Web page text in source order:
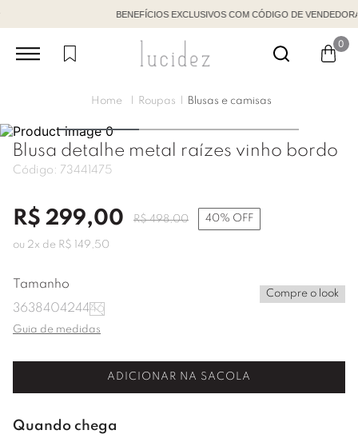
BENEFÍCIOS EXCLUSIVOS COM CÓDIGO DE VENDEDORA
0
Roupas Blusas e camisas
Blusa detalhe metal raízes vinho bordo
Código: 73441475
R$ 299,00 R$ 498,00 40% OFF
ou 2x de R$ 149 ,50
Tamanho
363840424446
Compre o look
Guia de medidas
ADICIONAR NA SACOLA